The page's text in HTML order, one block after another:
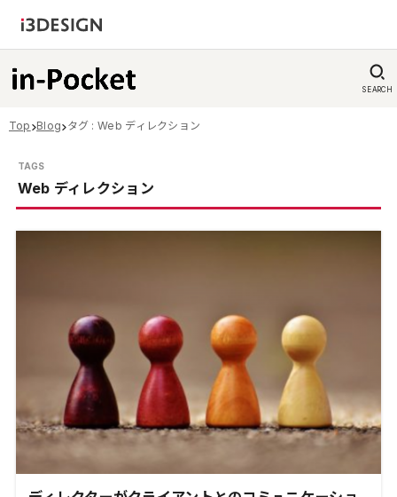
SEARCH
Top Blog タグ : Web ディレクション
Web ディレクション